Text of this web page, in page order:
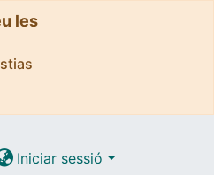
les
Iniciar sessió